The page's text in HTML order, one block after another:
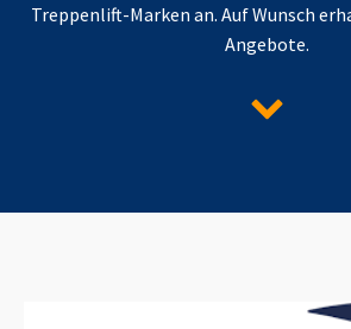
Treppenlift-Marken an. Auf Wunsch
Angebote.